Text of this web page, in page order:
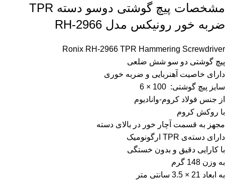
مشخصات پیچ گوشتی دوسو دسته TPR
ضربه خور رونیکس مدل RH-2966
Ronix RH-2966 TPR Hammering Screwdriver
پیچ گوشتی دو سو شش ضلعی
دارای خاصیت آهنربایی و ضربه خوری
سایز پیچ گوشتی: 100 × 6
از جنس فولاد کروم-وانادیوم
با روکش کروم
مجهز به قسمت آچار خور در بالای دسته
دارای دسته‌ی TPR ارگونومیک
با کارایی دقیق و بدون خستگی
به وزن 148 گرم
به ابعاد 21 × 3.5 سانتی متر